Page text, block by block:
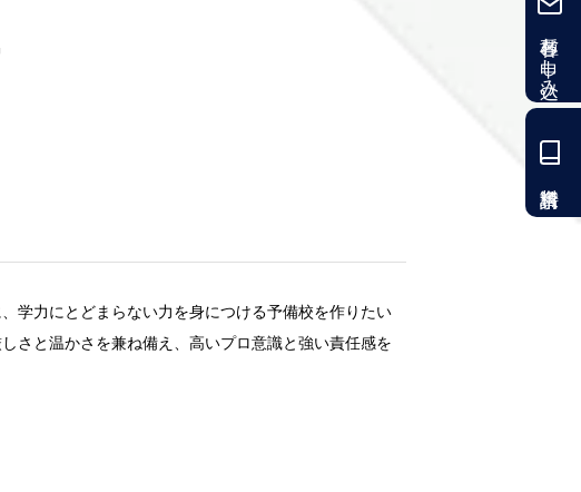
各種お申し込み
学力にとどまらない力を身につける予備校を作りたい
さと温かさを兼ね備え、高いプロ意識と強い責任感を